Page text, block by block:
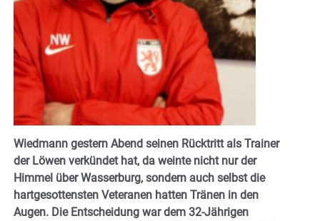
Wiedmann gestern Abend seinen Rücktritt als Trainer
der Löwen verkündet hat, da weinte nicht nur der
Himmel über Wasserburg, sondern auch selbst die
hartgesottensten Veteranen hatten Tränen in den
Augen. Die Entscheidung war dem 32-Jährigen